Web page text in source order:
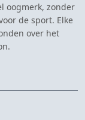
oogmerk, zonder
de sport. Elke
over het